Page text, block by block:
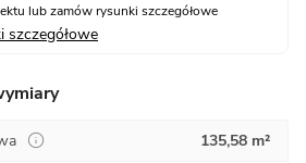
lub zamów rysunki szczegółowe
szczegółowe
135,58 m²